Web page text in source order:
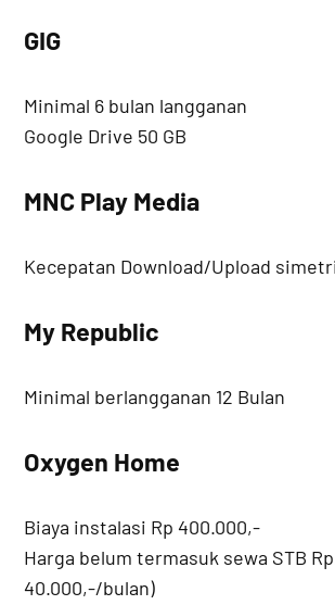
GIG
Minimal 6 bulan langganan
Google Drive 50 GB
MNC Play Media
Kecepatan Download/Upload
My Republic
Minimal berlangganan 12 Bulan
Oxygen Home
Biaya instalasi Rp 400.000,-
Harga belum termasuk sewa STB
40.000,-/bulan)